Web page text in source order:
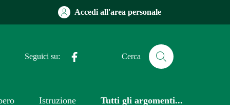
Accedi all'area personale
Seguici su: Cerca
Istruzione Tutti gli argomenti...